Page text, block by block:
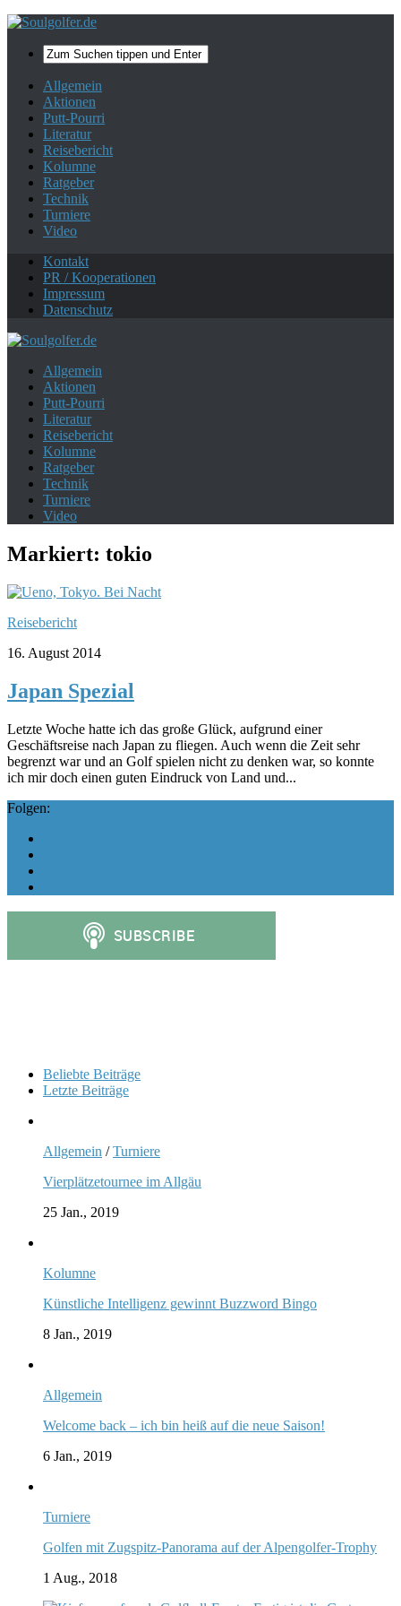
Allgemein
Aktionen
Putt-Pourri
Literatur
Reisebericht
Kolumne
Ratgeber
Technik
Turniere
Video
Kontakt
PR / Kooperationen
Impressum
Datenschutz
Allgemein
Aktionen
Putt-Pourri
Literatur
Reisebericht
Kolumne
Ratgeber
Technik
Turniere
Video
Markiert: tokio
Reisebericht
16. August 2014
Japan Spezial
Letzte Woche hatte ich das große Glück, aufgrund einer
Geschäftsreise nach Japan zu fliegen. Auch wenn die Zeit sehr
begrenzt war und an Golf spielen nicht zu denken war, so konnte
ich mir doch einen guten Eindruck von Land und...
Folgen:
Beliebte Beiträge
Letzte Beiträge
Allgemein /Turniere
Vierplätzetournee im Allgäu
25 Jan., 2019
Kolumne
Künstliche Intelligenz gewinnt Buzzword Bingo
8 Jan., 2019
Allgemein
Welcome back – ich bin heiß auf die neue Saison!
6 Jan., 2019
Turniere
Golfen mit Zugspitz-Panorama auf der Alpengolfer-Trophy
1 Aug., 2018
Mehr zum Datenschutz. Ok, danke!